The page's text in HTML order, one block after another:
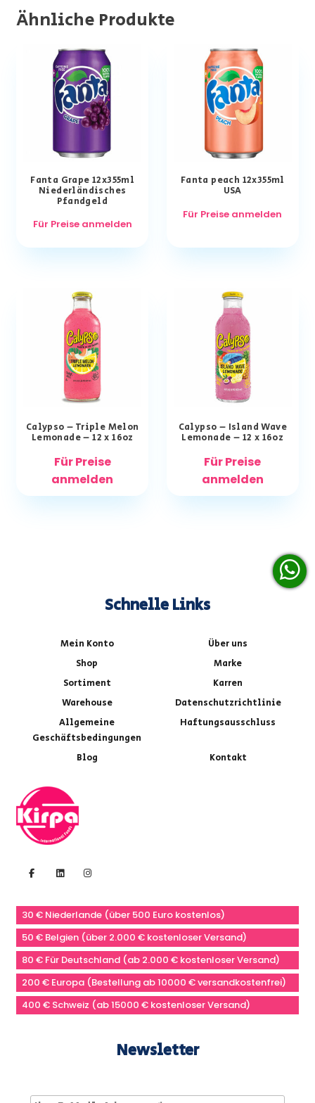
Ähnliche Produkte
Fanta Grape 12x355ml
Niederländisches
Pfandgeld
Für Preise anmelden
Fanta peach 12x355ml
USA
Für Preise anmelden
Calypso – Triple Melon
Lemonade – 12 x 16oz
Für Preise
anmelden
Calypso – Island Wave
Lemonade – 12 x 16oz
Für Preise
anmelden
Schnelle Links
Mein Konto
Über uns
Shop
Marke
Sortiment
Karren
Warehouse
Datenschutzrichtlinie
Allgemeine
Geschäftsbedingungen
Haftungsausschluss
Blog Kontakt
30 € Niederlande (über 500 Euro kostenlos)
50 € Belgien (über 2.000 € kostenloser Versand)
80 € Für Deutschland (ab 2.000 € kostenloser Versand)
200 € Europa (Bestellung ab 10000 € versandkostenfrei)
400 € Schweiz (ab 15000 € kostenloser Versand)
Newsletter